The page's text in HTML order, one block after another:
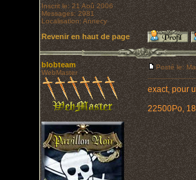
Inscrit le: 21 Aoû 2006
Messages: 2981
Localisation: Annecy
Revenir en haut de page
blobteam
WebMaster
Posté le:
exact, pour
22500Po,